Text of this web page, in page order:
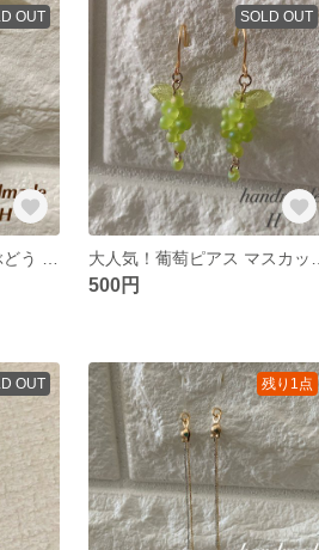
OUT SOLD OUT
500円
OUT 残り1点